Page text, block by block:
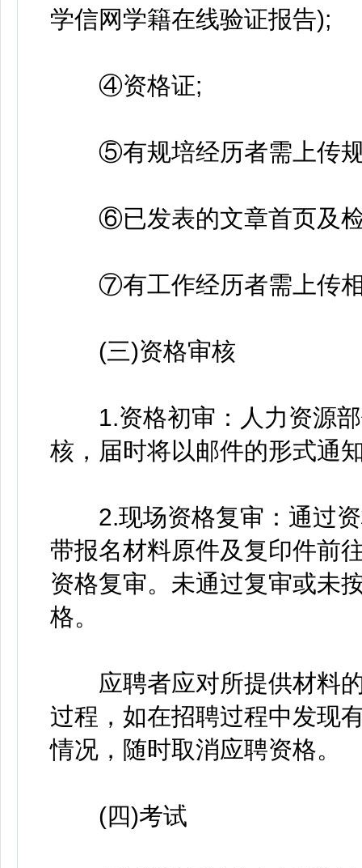
学信网学籍在线验证报告);
④资格证;
⑤有规培经历者需上传规
⑥已发表的文章首页及检
⑦有工作经历者需上传相
(三)资格审核
1.资格初审：人力资源部
核，届时将以邮件的形式通
2.现场资格复审：通过资
带报名材料原件及复印件前
资格复审。未通过复审或未
格。
应聘者应对所提供材料的
过程，如在招聘过程中发现
情况，随时取消应聘资格。
(四)考试